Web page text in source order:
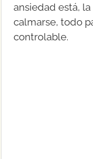
ansiedad está,
calmarse, todo
controlable.